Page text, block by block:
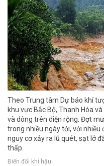
Theo Trung tâm Dự báo khí
khu vực Bắc Bộ, Thanh Hóa
và dông trên diện rộng. Đợt
trong nhiều ngày tới, với
nguy cơ xảy ra lũ quét, sạt lở
thấp.
Biến đổi khí hậu